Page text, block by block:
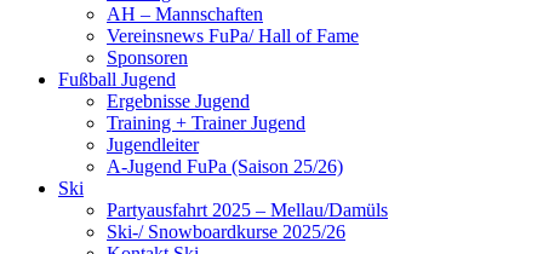
AH – Mannschaften
Vereinsnews FuPa/ Hall of Fame
Sponsoren
Fußball Jugend
Ergebnisse Jugend
Training + Trainer Jugend
Jugendleiter
A-Jugend FuPa (Saison 25/26)
Ski
Partyausfahrt 2025 – Mellau/Damüls
Ski-/ Snowboardkurse 2025/26